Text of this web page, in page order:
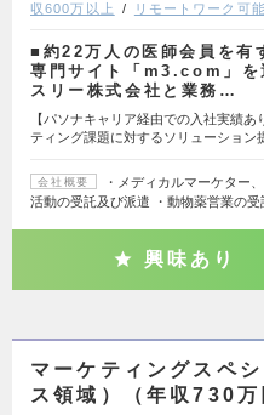
収600万以上
リモートワーク可能
■約22万人の医師会員を有
専門サイト「m3.com」を
スリー株式会社と業務…
【パソナキャリア経由での入社実績
ティング課題に対するソリューショ
会社概要
・メディカルマーケター
活動の受託及び派遣 ・動物薬営業の
興味あり
マーケティングスペ
ス領域）（年収730